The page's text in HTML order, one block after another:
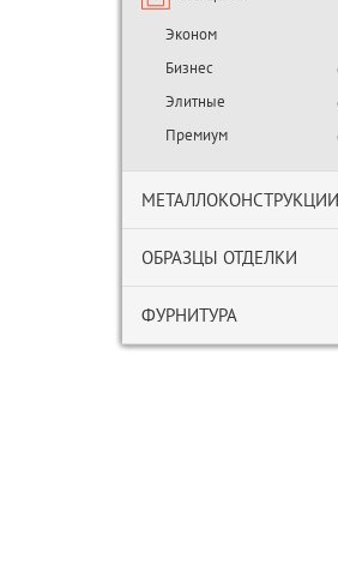
Эконом
Бизнес
Элитные
Премиум
МЕТАЛЛОКОНСТРУКЦИИ
ОБРАЗЦЫ ОТДЕЛКИ
ФУРНИТУРА